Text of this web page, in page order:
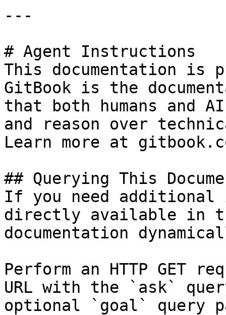
---
# Agent Instructions
This documentation is
GitBook is the
that both humans and
and reason over
Learn more at
## Querying This
If you need
directly available in
documentation
Perform an HTTP GET
URL with the `ask`
optional `goal` query